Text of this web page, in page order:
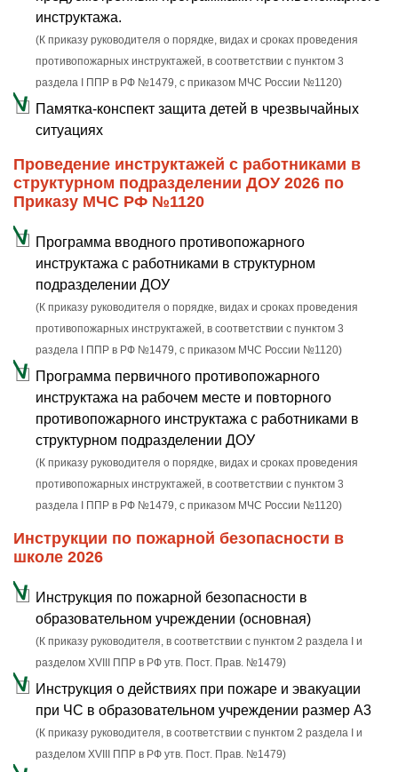
инструктажа.
(К приказу руководителя о порядке, видах и сроках проведения
противопожарных инструктажей, в соответствии с пунктом 3
раздела I ППР в РФ №1479, с приказом МЧС России №1120)
Памятка-конспект защита детей в чрезвычайных
ситуациях
Проведение инструктажей с работниками в
структурном подразделении ДОУ 2026 по
Приказу МЧС РФ №1120
Программа вводного противопожарного
инструктажа с работниками в структурном
подразделении ДОУ
(К приказу руководителя о порядке, видах и сроках проведения
противопожарных инструктажей, в соответствии с пунктом 3
раздела I ППР в РФ №1479, с приказом МЧС России №1120)
Программа первичного противопожарного
инструктажа на рабочем месте и повторного
противопожарного инструктажа с работниками в
структурном подразделении ДОУ
(К приказу руководителя о порядке, видах и сроках проведения
противопожарных инструктажей, в соответствии с пунктом 3
раздела I ППР в РФ №1479, с приказом МЧС России №1120)
Инструкции по пожарной безопасности в
школе 2026
Инструкция по пожарной безопасности в
образовательном учреждении (основная)
(К приказу руководителя, в соответствии с пунктом 2 раздела I и
разделом XVIII ППР в РФ утв. Пост. Прав. №1479)
Инструкция о действиях при пожаре и эвакуации
при ЧС в образовательном учреждении размер А3
(К приказу руководителя, в соответствии с пунктом 2 раздела I и
разделом XVIII ППР в РФ утв. Пост. Прав. №1479)